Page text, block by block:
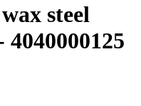
steel
4040000125